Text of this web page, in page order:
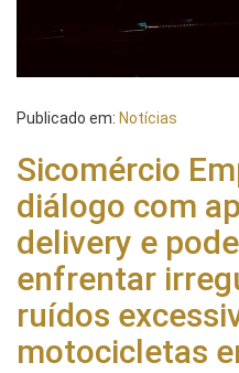
Publicado em: Notícias
Sicomércio
diálogo com
delivery e
enfrentar
ruídos
motocicletas